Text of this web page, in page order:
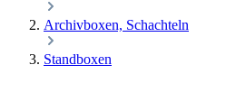
Archivboxen, Schachteln
Standboxen